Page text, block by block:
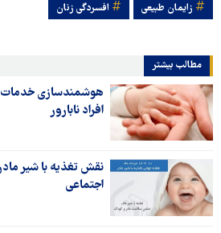
زایمان طبیعی افسردگی زنان
مطالب بیشتر
هوشمندسازی خدمات
افراد نابارور
نقش تغذیه با شیر
اجتماعی